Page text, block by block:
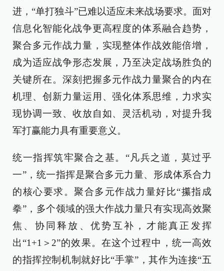
进，“单打独斗”已难以适应未来战场要求。面对
信息化智能化战争更高程度的体系融合趋势，
聚合多元作战力量，实现整体作战效能倍增，
成为适应战争形态发展，乃至决定战场胜负的
关键所在。深刻把握多元作战力量聚合的内在
机理、创新力量运用、强化体系思维，力求实
现协调一致、收放自如、灵活机动，对提升我
军打赢能力具有重要意义。
统一指挥筑牢聚合之基。“凡兵之道，莫过乎
一”，统一指挥是聚合多元力量、形成体系合力
的核心要求。聚合多元作战力量好比“攥指成
拳”，多个领域的强大作战力量只有实现高效聚
焦、协同释放、优势互补，才能真正发挥
出“1+1＞2”的效果。在这个过程中，统一高效
的指挥控制机制就好比“手掌”，其作为连接“五